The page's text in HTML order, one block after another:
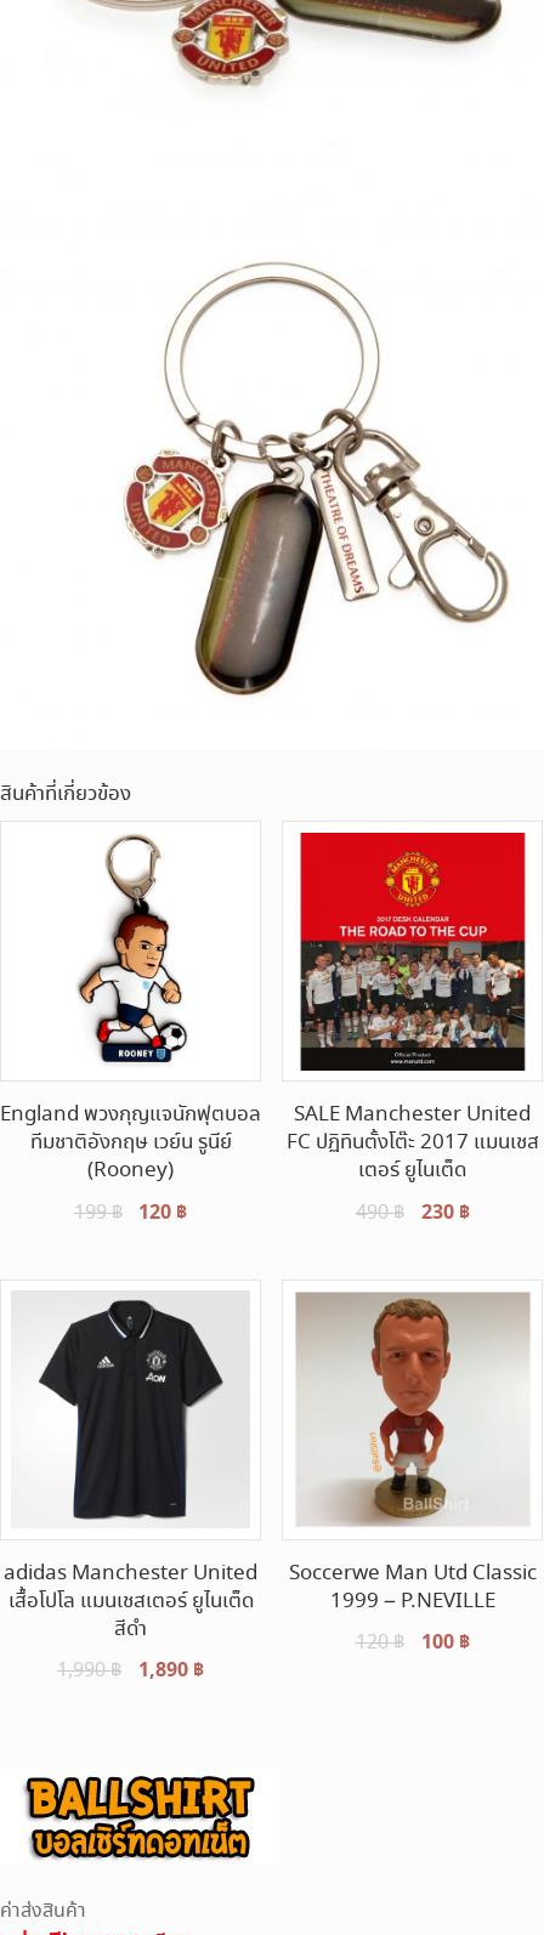
สินค้าที่เกี่ยวข้อง
England พวงกุญแจนักฟุตบอล
ทีมชาติอังกฤษ เวย์น รูนีย์
(Rooney)
199฿
Original
was:
199 ฿.
120 ฿Current
is:
SALE Manchester United
FC ปฏิทินตั้งโต๊ะ 2017 แมนเชส
เตอร์ ยูไนเต็ด
490฿
Original
was:
490 ฿.
230 ฿Current
is:
adidas Manchester United
เสื้อโปโล แมนเชสเตอร์ ยูไนเต็ด
สีดำ
1,990฿
Original
1,890 ฿Current
Soccerwe Man Utd Classic
1999 – P.NEVILLE
120฿
Original
100 ฿Current
ค่าส่งสินค้า